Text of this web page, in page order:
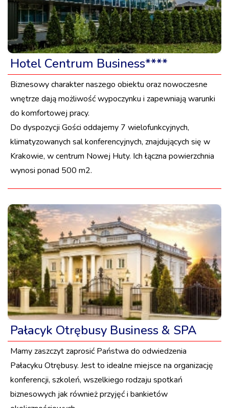
Hotel Centrum Business****
Biznesowy charakter naszego obiektu oraz nowoczesne
wnętrze dają możliwość wypoczynku i zapewniają warunki
do komfortowej pracy.
Do dyspozycji Gości oddajemy 7 wielofunkcyjnych,
klimatyzowanych sal konferencyjnych, znajdujących się w
Krakowie, w centrum Nowej Huty. Ich łączna powierzchnia
wynosi ponad 500 m2.
Pałacyk Otrębusy Business & SPA
Mamy zaszczyt zaprosić Państwa do odwiedzenia
Pałacyku Otrębusy. Jest to idealne miejsce na organizację
konferencji, szkoleń, wszelkiego rodzaju spotkań
biznesowych jak również przyjęć i bankietów